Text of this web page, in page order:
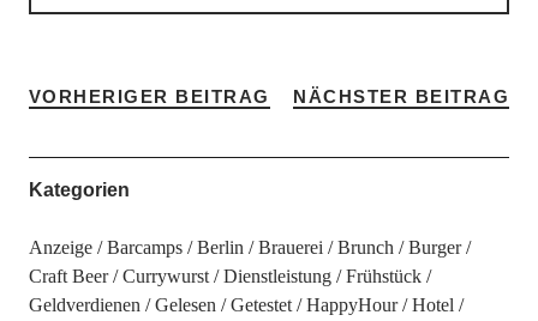
VORHERIGER BEITRAG NÄCHSTER BEITRAG
Kategorien
Anzeige Barcamps Berlin Brauerei Brunch
Burger
Craft Beer
Currywurst Dienstleistung
Frühstück
Geldverdienen
Gelesen Getestet HappyHour
Hotel